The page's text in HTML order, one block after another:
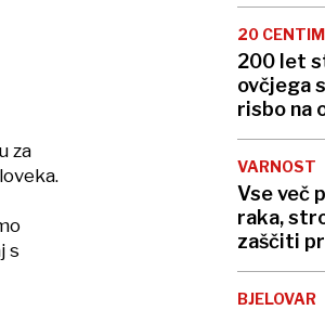
za
s
20
200 let
ovčjega
risbo na
VARNOST
Vse več
raka,
zaščiti
BJELOVAR